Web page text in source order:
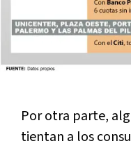
Por otra parte,
tientan a los